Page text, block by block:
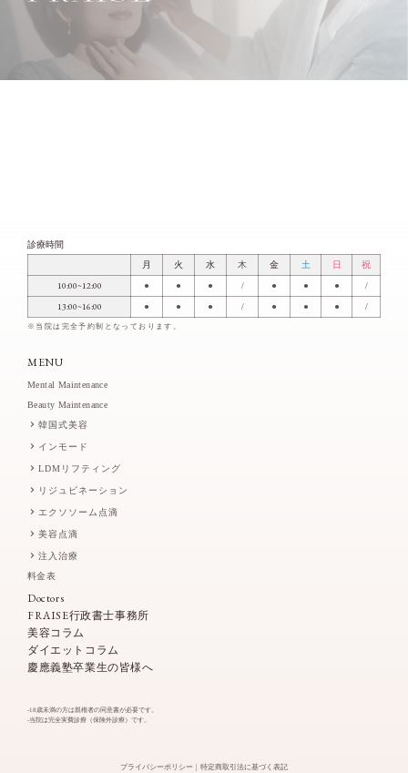
診療時間
月
火 水 木 金 土 日 祝
10:00~12:00 ● ● ● / ● ● ● /
13:00~16:00 ● ● ● / ● ● ● /
※当院は完全予約制となっております。
MENU
Mental Maintenance
Beauty Maintenance
韓国式美容
インモード
LDMリフティング
リジュビネーション
エクソソーム点滴
美容点滴
注入治療
料金表
Doctors
FRAISE行政書士事務所
美容コラム
ダイエットコラム
慶應義塾卒業生の皆様へ
-18歳未満の方は親権者の同意書が必要です。
-当院は完全実費診療（保険外診療）です。
プライバシーポリシー 特定商取引法に基づく表記